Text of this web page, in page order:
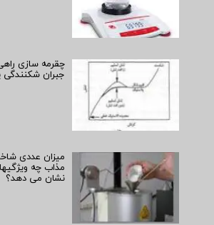
چقرمه سازی
جبران شکنندگی
میزان عددی
مذاب چه
نشان می­ دهد؟